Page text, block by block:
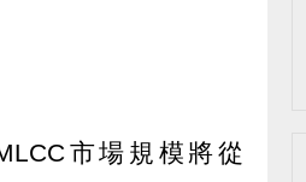
市場規模將從